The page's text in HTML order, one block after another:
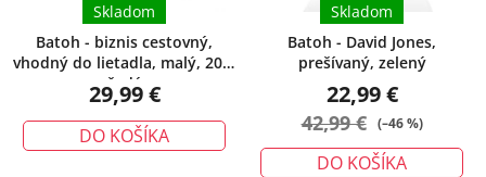
v
t
v
Batoh - biznis cestovný,
vhodný do lietadla, malý, 20L,
šedý
Skladom
29,99 €
DO KOŠÍKA
Batoh - David Jones,
prešívaný, zelený
Skladom
22,99 €
42,99 € (–46 %)
DO KOŠÍKA